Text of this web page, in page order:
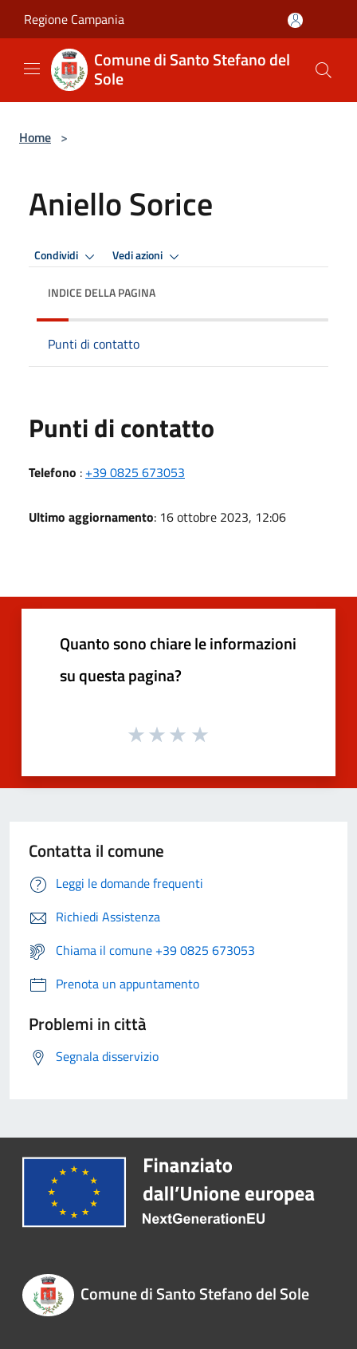
Regione Campania
Comune di Santo Stefano del
Sole
Home >
Aniello Sorice
Condividi Vedi azioni
INDICE DELLA PAGINA
Punti di contatto
Punti di contatto
Telefono : +39 0825 673053
Ultimo aggiornamento: 16 ottobre 2023, 12:06
Quanto sono chiare le informazioni
su questa pagina?
Contatta il comune
Leggi le domande frequenti
Richiedi Assistenza
Chiama il comune +39 0825 673053
Prenota un appuntamento
Problemi in città
Segnala disservizio
Comune di Santo Stefano del Sole